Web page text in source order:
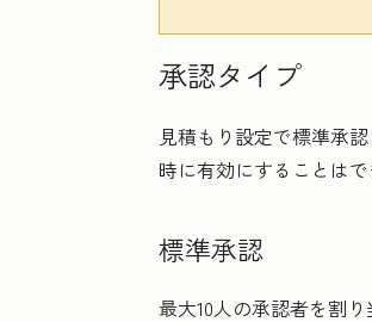
承認タイプ
見積もり設定で標準承
時に有効にすることはで
標準承認
最大10人の承認者を割